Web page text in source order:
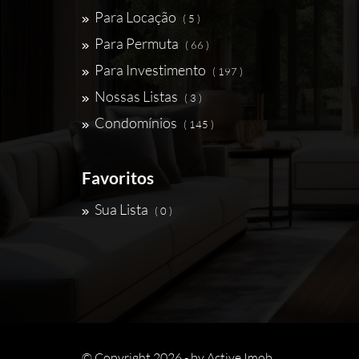
Para Locação ( 5 )
Para Permuta ( 66 )
Para Investimento ( 197 )
Nossas Listas ( 3 )
Condomínios ( 145 )
Favoritos
Sua Lista ( 0 )